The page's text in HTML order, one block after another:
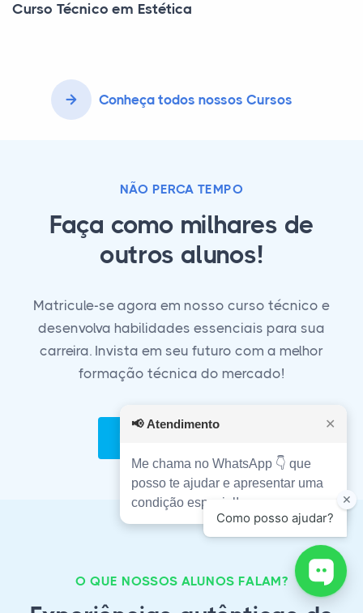
Curso Técnico em Estética
Conheça todos nossos Cursos
NÃO PERCA TEMPO
Faça como milhares de
outros alunos!
Matricule-se agora em nosso curso técnico e
desenvolva habilidades essenciais para sua
carreira. Invista em seu futuro com a melhor
formação técnica do mercado!
O QUE NOSSOS ALUNOS FALAM?
📢 Atendimento ✕
Me chama no WhatsApp 👇 que
posso te ajudar e apresentar uma
condição especial!